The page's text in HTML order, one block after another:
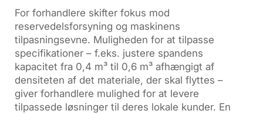
For forhandlere skifter fokus mod
reservedelsforsyning og maskinens
tilpasningsevne. Muligheden for at tilpasse
specifikationer – f.eks. justere spandens
kapacitet fra 0,4 m³ til 0,6 m³ afhængigt af
densiteten af det materiale, der skal flyttes –
giver forhandlere mulighed for at levere
tilpassede løsninger til deres lokale kunder. En